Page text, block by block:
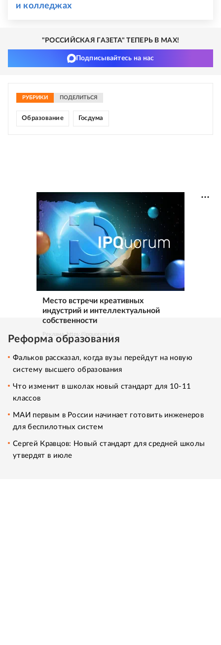
и колледжах
"РОССИЙСКАЯ ГАЗЕТА" ТЕПЕРЬ В MAX!
Подписывайтесь на нас
РУБРИКИ ПОДЕЛИТЬСЯ
Образование Госдума
Место встречи креативных
индустрий и интеллектуальной
собственности
Реклама. https://ipquorum.ru
Реформа образования
Фальков рассказал, когда вузы перейдут на новую
систему высшего образования
Что изменит в школах новый стандарт для 10-11
классов
МАИ первым в России начинает готовить инженеров
для беспилотных систем
Сергей Кравцов: Новый стандарт для средней школы
утвердят в июле